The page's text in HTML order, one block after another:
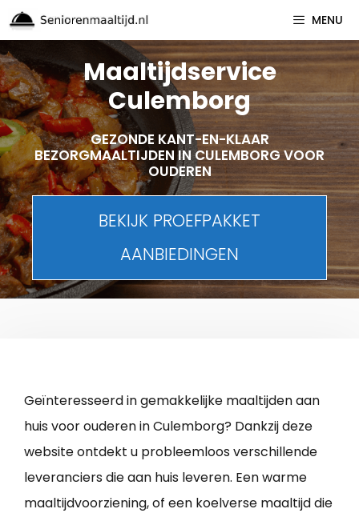
Spring
naar
inhoud
MENU
Maaltijdservice
Culemborg
GEZONDE KANT-EN-KLAAR
BEZORGMAALTIJDEN IN CULEMBORG VOOR
OUDEREN
BEKIJK PROEFPAKKET
AANBIEDINGEN
Geïnteresseerd in gemakkelijke maaltijden aan
huis voor ouderen in Culemborg? Dankzij deze
website ontdekt u probleemloos verschillende
leveranciers die aan huis leveren. Een warme
maaltijdvoorziening, of een koelverse maaltijd die